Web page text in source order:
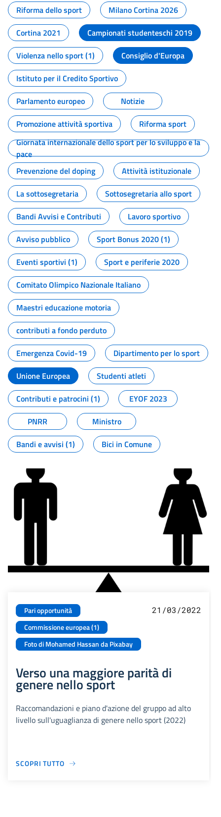
Riforma dello sport
Milano Cortina 2026
Cortina 2021
Campionati studenteschi 2019
Violenza nello sport (1)
Consiglio d'Europa
Istituto per il Credito Sportivo
Parlamento europeo
Notizie
Promozione attività sportiva
Riforma sport
Giornata internazionale dello sport per lo sviluppo e la
pace
Prevenzione del doping
Attività istituzionale
La sottosegretaria
Sottosegretaria allo sport
Bandi Avvisi e Contributi
Lavoro sportivo
Avviso pubblico
Sport Bonus 2020 (1)
Eventi sportivi (1)
Sport e periferie 2020
Comitato Olimpico Nazionale Italiano
Maestri educazione motoria
contributi a fondo perduto
Emergenza Covid-19
Dipartimento per lo sport
Unione Europea
Studenti atleti
Contributi e patrocini (1)
EYOF 2023
PNRR
Ministro
Bandi e avvisi (1)
Bici in Comune
Pari opportunità
Commissione europea (1)
Foto di Mohamed Hassan da Pixabay
21/03/2022
Verso una maggiore parità di
genere nello sport
Raccomandazioni e piano d'azione del gruppo ad alto
livello sull'uguaglianza di genere nello sport (2022)
SCOPRI TUTTO